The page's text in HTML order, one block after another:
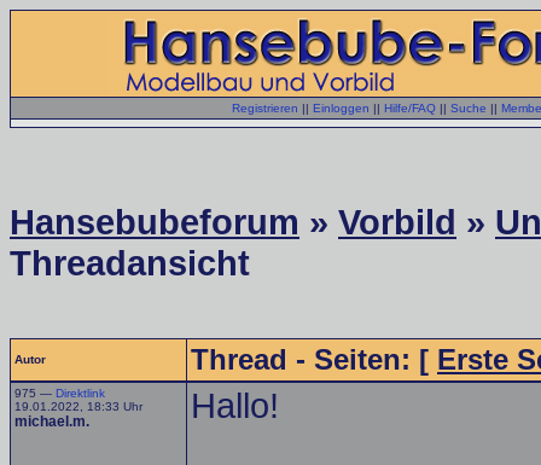
Registrieren || Einloggen || Hilfe/FAQ || Suche ||
Hansebubeforum » Vorbild »
Threadansicht
Autor Thread - Seiten: [ Erste
975 — Direktlink
19.01.2022, 18:33 Uhr
michael.m. Hallo!